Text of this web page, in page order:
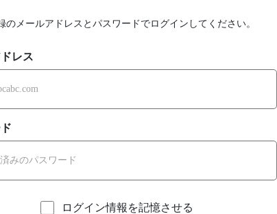
のメールアドレスとパスワードでログインしてください。
レス
ログイン情報を記憶させる